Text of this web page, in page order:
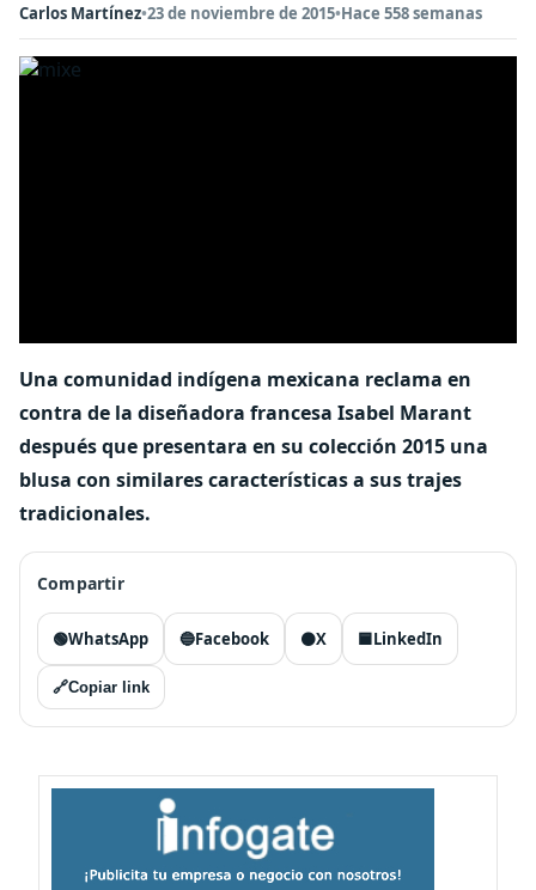
Carlos Martínez•23 de noviembre de 2015•Hace 558 semanas
Una comunidad indígena mexicana reclama en
contra de la diseñadora francesa Isabel Marant
después que presentara en su colección 2015 una
blusa con similares características a sus trajes
tradicionales.
Compartir
🟢WhatsApp 🔵Facebook ⚫X 🟦LinkedIn
🔗Copiar link